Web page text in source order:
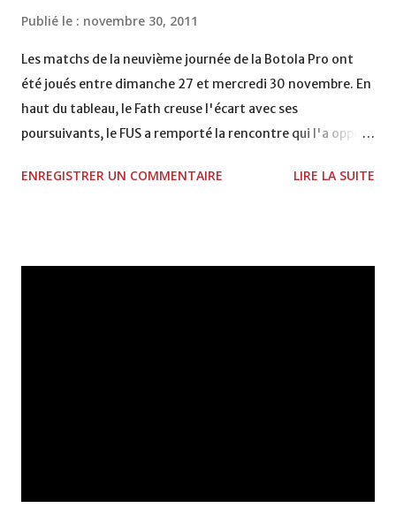
Publié le : novembre 30, 2011
Les matchs de la neuvième journée de la Botola Pro ont
été joués entre dimanche 27 et mercredi 30 novembre. En
haut du tableau, le Fath creuse l'écart avec ses
poursuivants, le FUS a remporté la rencontre qui l'a opposé
2, Badr Kachani a ouvert la marque à la 38e pour les
ENREGISTRER UN COMMENTAIRE LIRE LA SUITE